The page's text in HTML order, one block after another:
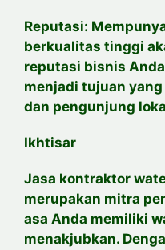
Reputasi:
berkualitas tinggi
reputasi bisnis
menjadi tujuan
dan pengunjung
Ikhtisar
Jasa kontraktor
merupakan mitra
asa Anda memiliki
menakjubkan.